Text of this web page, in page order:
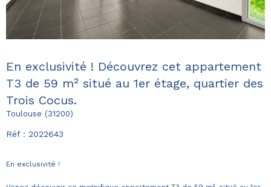
En exclusivité ! Découvrez cet appartement
T3 de 59 m² situé au 1er étage, quartier des
Trois Cocus.
Toulouse (31200)
Réf : 2022643
En exclusivité !